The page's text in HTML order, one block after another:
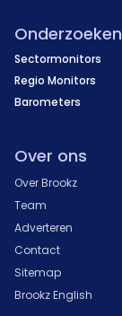
Onderzoeken
Sectormonitors
Regio Monitors
Barometers
Over ons
Over Brookz
Team
Adverteren
Contact
Sitemap
Brookz English